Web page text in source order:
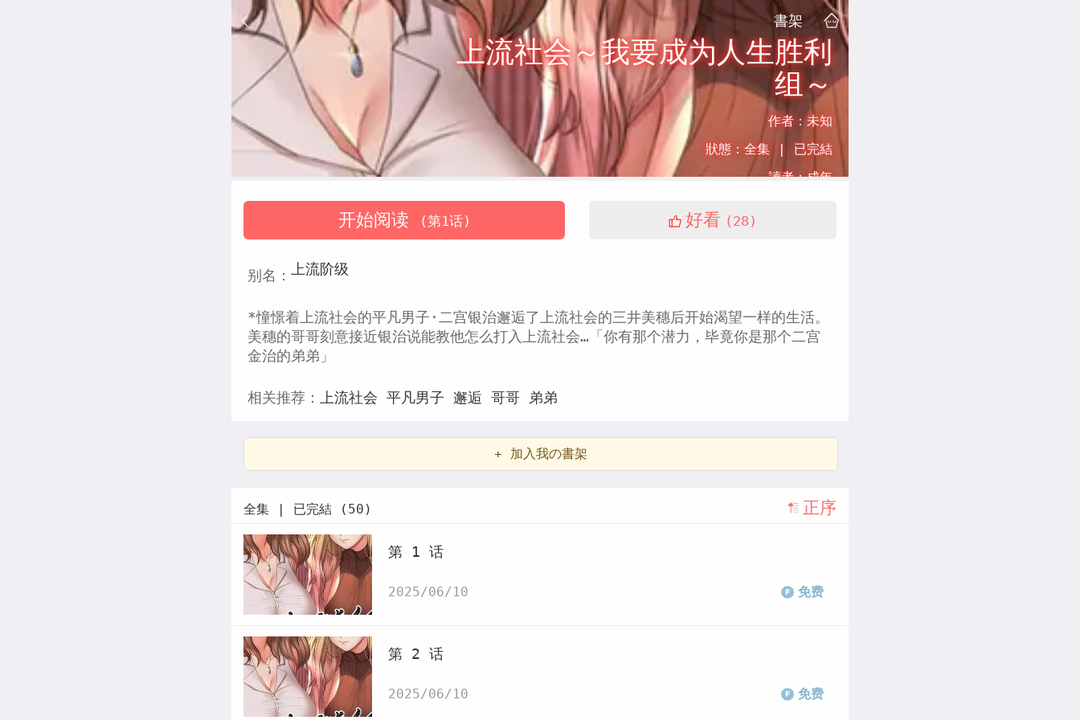
書架
上流社会～我要成为人生胜利
组～
作者：未知
狀態： 全集 | 已完結
讀者：成年
开始阅读 (第1话) 好看 (28)
别名： 上流阶级
*憧憬着上流社会的平凡男子·二宫银治邂逅了上流社会的三井美穗后开始渴望一样的生活。
美穗的哥哥刻意接近银治说能教他怎么打入上流社会…「你有那个潜力，毕竟你是那个二宫
金治的弟弟」
相关推荐： 上流社会 平凡男子 邂逅 哥哥 弟弟
+ 加入我の書架
全集 | 已完結 (50) 正序
第 1 话
2025/06/10 免费
第 2 话
2025/06/10 免费